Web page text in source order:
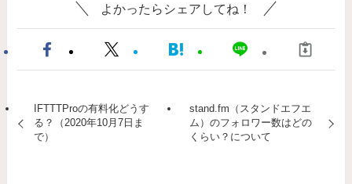
よかったらシェアしてね！
IFTTTProの有料化どうす
る？（2020年10月7日ま
で）
stand.fm（スタンドエフエ
ム）のフォロワー数はどの
くらい？について